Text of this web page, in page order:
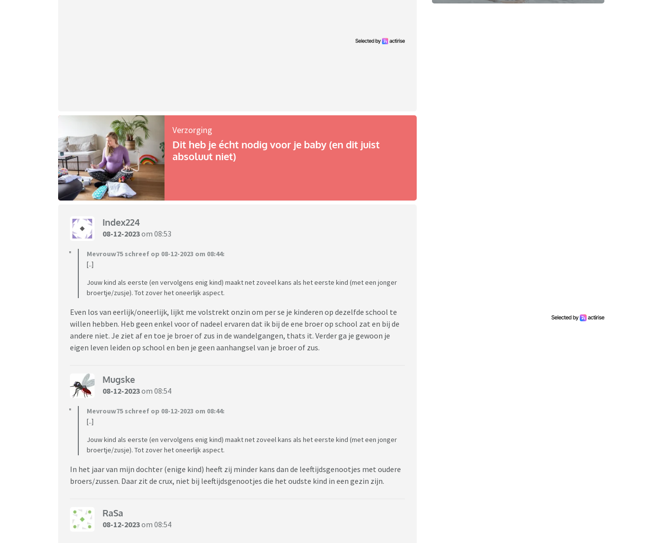
Verzorging
Dit heb je écht nodig voor je baby (en dit juist
absoluut niet)
Index224
08-12-2023om 08:53
Mevrouw75 schreef op 08-12-2023 om 08:44:
[..]
Jouw kind als eerste (en vervolgens enig kind) maakt net zoveel kans als het eerste kind (met een jonger
broertje/zusje). Tot zover het oneerlijk aspect.
Even los van eerlijk/oneerlijk, lijkt me volstrekt onzin om per se je kinderen op dezelfde school te
willen hebben. Heb geen enkel voor of nadeel ervaren dat ik bij de ene broer op school zat en bij de
andere niet. Je ziet af en toe je broer of zus in de wandelgangen, thats it. Verder ga je gewoon je
eigen leven leiden op school en ben je geen aanhangsel van je broer of zus.
Mugske
08-12-2023om 08:54
Mevrouw75 schreef op 08-12-2023 om 08:44:
[..]
Jouw kind als eerste (en vervolgens enig kind) maakt net zoveel kans als het eerste kind (met een jonger
broertje/zusje). Tot zover het oneerlijk aspect.
In het jaar van mijn dochter (enige kind) heeft zij minder kans dan de leeftijdsgenootjes met oudere
broers/zussen. Daar zit de crux, niet bij leeftijdsgenootjes die het oudste kind in een gezin zijn.
RaSa
08-12-2023om 08:54